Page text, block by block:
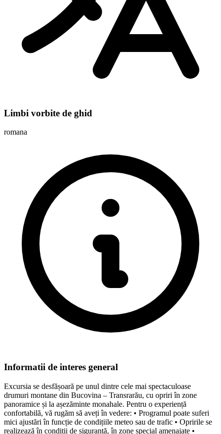
Limbi vorbite de ghid
romana
Informatii de interes general
Excursia se desfășoară pe unul dintre cele mai spectaculoase
drumuri montane din Bucovina – Transrarău, cu opriri în zone
panoramice și la așezăminte monahale. Pentru o experiență
confortabilă, vă rugăm să aveți în vedere: • Programul poate suferi
mici ajustări în funcție de condițiile meteo sau de trafic • Opririle se
realizează în condiții de siguranță, în zone special amenajate •